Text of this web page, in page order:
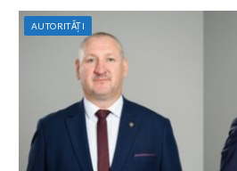
AUTORITĂȚI